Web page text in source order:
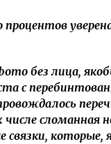
без лица,
с
сломанная
связки,